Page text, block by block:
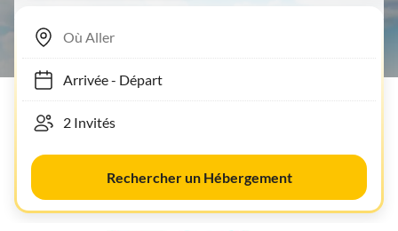
Arrivée- Départ
Rechercher un Hébergement